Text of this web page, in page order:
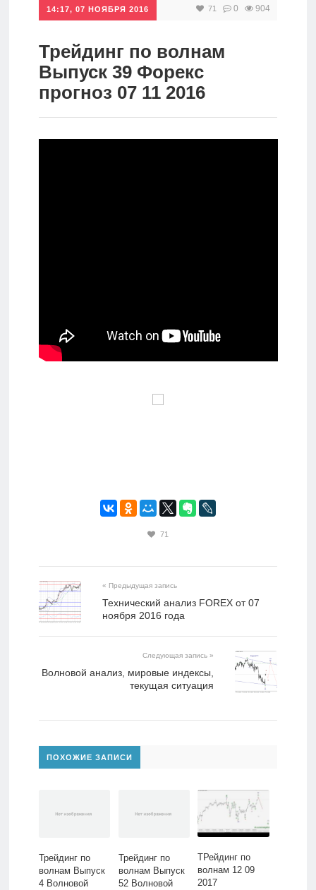
Инвестиции
Дивиденды
Волновой
14:17, 07 НОЯБРЯ 2016 71 0 904
Трейдинг по волнам
Выпуск 39 Форекс
прогноз 07 11 2016
71
« Предыдущая запись
Технический анализ FOREX от 07
ноября 2016 года
Следующая запись »
Волновой анализ, мировые индексы,
текущая ситуация
ПОХОЖИЕ ЗАПИСИ
Трейдинг по
волнам Выпуск
4 Волновой
Трейдинг по
волнам Выпуск
52 Волновой
ТРейдинг по
волнам 12 09
2017